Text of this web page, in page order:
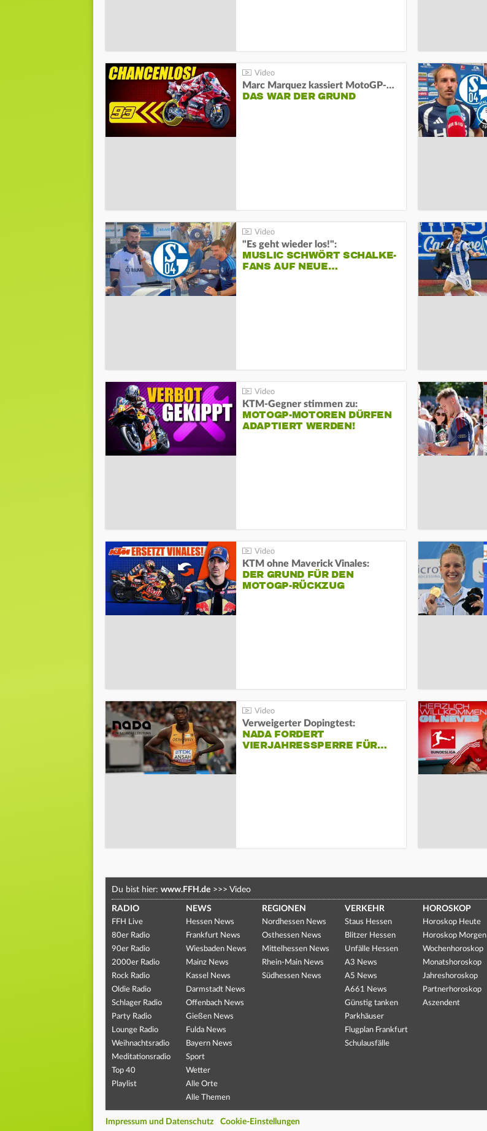
Marc Marquez kassiert MotoGP-Sprint-Schlappe:
DAS WAR DER GRUND
"Es geht wieder los!":
MUSLIC SCHWÖRT SCHALKE-
FANS AUF NEUE…
KTM-Gegner stimmen zu:
MOTOGP-MOTOREN DÜRFEN
ADAPTIERT WERDEN!
KTM ohne Maverick Vinales:
DER GRUND FÜR DEN
MOTOGP-RÜCKZUG
Verweigerter Dopingtest:
NADA FORDERT
VIERJAHRESSPERRE FÜR…
Du bist hier: www.FFH.de >>> Video
RADIO
FFH Live
80er Radio
90er Radio
2000er Radio
Rock Radio
Oldie Radio
Schlager Radio
Party Radio
Lounge Radio
Weihnachtsradio
Meditationsradio
Top 40
Playlist
NEWS
Hessen News
Frankfurt News
Wiesbaden News
Mainz News
Kassel News
Darmstadt News
Offenbach News
Gießen News
Fulda News
Bayern News
Sport
Wetter
Alle Orte
Alle Themen
REGIONEN
Nordhessen News
Osthessen News
Mittelhessen News
Rhein-Main News
Südhessen News
VERKEHR
Staus Hessen
Blitzer Hessen
Unfälle Hessen
A3 News
A5 News
A661 News
Günstig tanken
Parkhäuser
Flugplan Frankfurt
Schulausfälle
HOROSKOP
Horoskop Heute
Horoskop Morgen
Wochenhoroskop
Monatshoroskop
Jahreshoroskop
Partnerhoroskop
Aszendent
Impressum und Datenschutz Cookie-Einstellungen